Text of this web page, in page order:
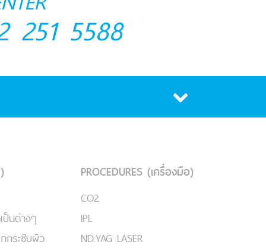
251 5588
นต่างๆ
ระชับผิว
PROCEDURES (เครื่องมือ)
CO2
IPL
ND:YAG LASER